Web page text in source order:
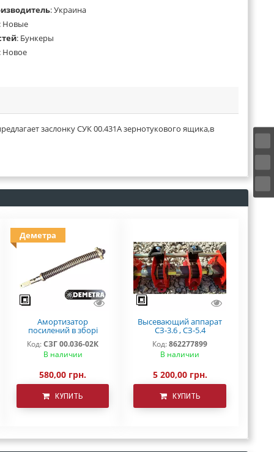
:Украина
: Новые
: Бункеры
: Новое
заслонку СУК 00.431А зернотукового ящика,в
Деметра
Амортизатор
посилений в зборі
СЗ-3,6 (5,4)
Код:СЗГ 00.036-02К
В наличии
580,00 грн.
КУПИТЬ
Высевающий аппарат
СЗ-3.6 , СЗ-5.4
"DEMETRA"
Код:862277899
В наличии
5 200,00 грн.
КУПИТЬ